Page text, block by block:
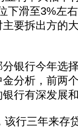
下滑至3%左
要拆出方的
银行今年选
分析，前两
行有深发展
行三年来存